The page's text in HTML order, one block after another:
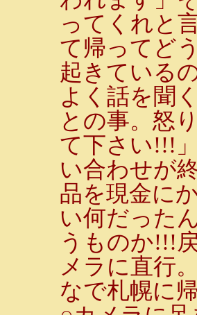
ってくれと
て帰ってど
起きている
よく話を聞
との事。怒
て下さい!!!
い合わせが
品を現金に
い何だった
うものか!!!
メラに直行
なで札幌に